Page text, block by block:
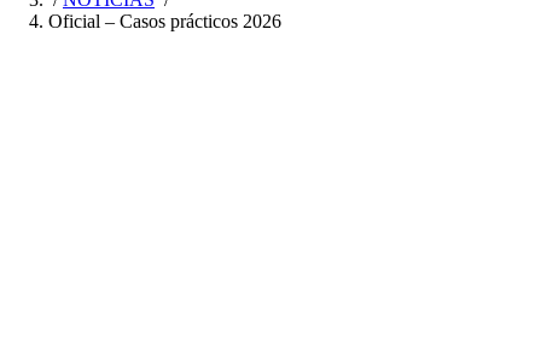
Oficial – Casos prácticos 2026